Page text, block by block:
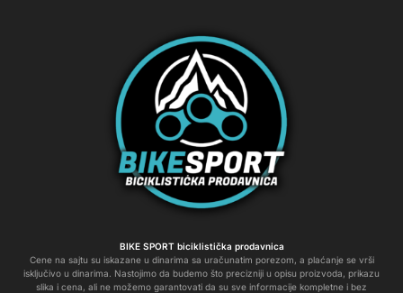
BIKE SPORT biciklistička prodavnica
Cene na sajtu su iskazane u dinarima sa uračunatim porezom, a plaćanje se vrši
isključivo u dinarima. Nastojimo da budemo što precizniji u opisu proizvoda, prikazu
slika i cena, ali ne možemo garantovati da su sve informacije kompletne i bez